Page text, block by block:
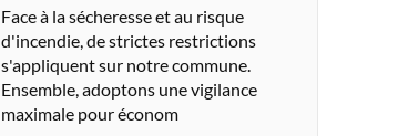
Face à la sécheresse et au risque
d'incendie, de strictes restrictions
s'appliquent sur notre commune.
Ensemble, adoptons une vigilance
maximale pour économ